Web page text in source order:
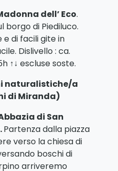
dell’ Eco.
borgo di Piediluco.
e di facili gite in
Dislivello : ca.
↑↓ escluse soste.
naturalistiche/a
di Miranda)
di San
.Partenza dalla piazza
verso la chiesa di
boschi di
arriveremo